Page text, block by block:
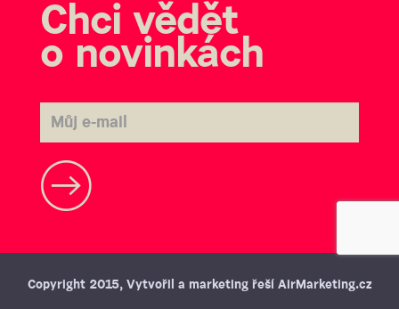
Chci vědět
o novinkách
Copyright 2015, Vytvořil a marketing řeší AirMarketing.cz